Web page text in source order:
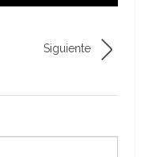
Siguiente